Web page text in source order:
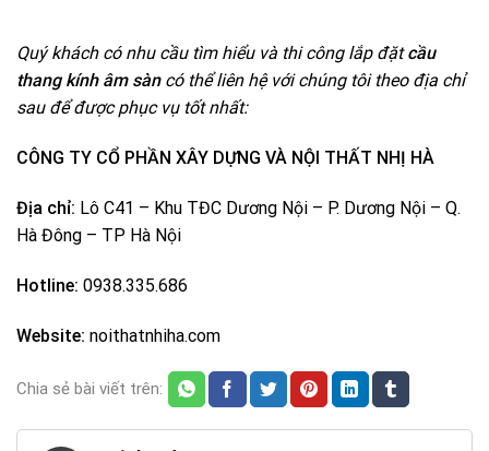
Quý khách có nhu cầu tìm hiểu và thi công lắp đặtcầu
thang kính âm sàncó thể liên hệ với chúng tôi theo địa chỉ
sau để được phục vụ tốt nhất:
CÔNG TY CỔ PHẦN XÂY DỰNG VÀ NỘI THẤT NHỊ HÀ
Địa chỉ: Lô C41 – Khu TĐC Dương Nội – P. Dương Nội – Q.
Hà Đông – TP Hà Nội
Hotline: 0938.335.686
Website: noithatnhiha.com
Chia sẻ bài viết trên: